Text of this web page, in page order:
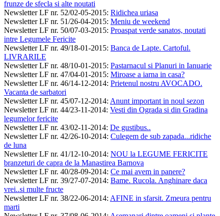
frunze de sfecla si alte noutati
Newsletter LF nr. 52/02-05-2015: Ridichea uriasa
Newsletter LF nr. 51/26-04-2015: Meniu de weekend
Newsletter LF nr. 50/07-03-2015: Proaspat verde sanatos, noutati
intre Legumele Fericite
Newsletter LF nr. 49/18-01-2015: Banca de Lapte. Cartoful.
LIVRARILE
Newsletter LF nr. 48/10-01-2015: Pastarnacul si Planuri in Ianuarie
Newsletter LF nr. 47/04-01-2015: Miroase a iarna in casa?
Newsletter LF nr. 46/14-12-2014: Prietenul nostru AVOCADO.
Vacanta de sarbatori
Newsletter LF nr. 45/07-12-2014: Anunt important in noul sezon
Newsletter LF nr. 44/23-11-2014: Vesti din Ograda si din Gradina
legumelor fericite
Newsletter LF nr. 43/02-11-2014: De gustibus..
Newsletter LF nr. 42/26-10-2014: Culegem de sub zapada...ridiche
de luna
Newsletter LF nr. 41/12-10-2014: NOU la LEGUME FERICITE
branzeturi de capra de la Manastirea Barnova
Newsletter LF nr. 40/28-09-2014: Ce mai avem in panere?
Newsletter LF nr. 39/27-07-2014: Bame. Rucola. Anghinare daca
vrei..si multe fructe
Newsletter LF nr. 38/22-06-2014: AFINE in sfarsit. Zmeura pentru
marti